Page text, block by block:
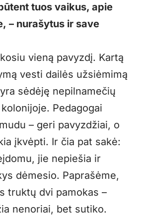
tuos vaikus, apie
– nurašytus ir save
vieną pavyzdį. Kartą
vesti dailės užsiėmimą
sėdėję nepilnamečių
Pedagogai
– geri pavyzdžiai, o
įkvėpti. Ir čia pat sakė:
jie nepiešia ir
dėmesio. Paprašėme,
truktų dvi pamokas –
nenoriai, bet sutiko.